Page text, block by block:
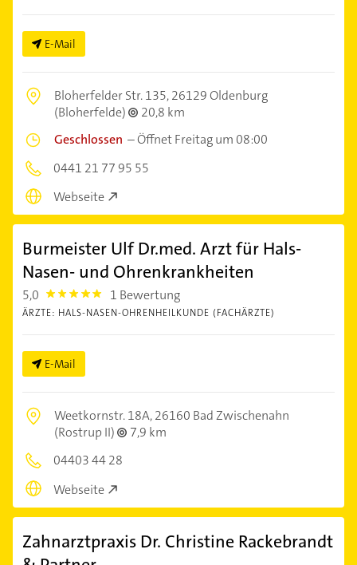
E-Mail
Bloherfelder Str. 135,26129 Oldenburg
(Bloherfelde)
20,8 km
Geschlossen –Öffnet Freitag um 08:00
0441 21 77 95 55
Webseite
Burmeister Ulf Dr.med. Arzt für Hals-
Nasen- und Ohrenkrankheiten
5,0 5.0 1 Bewertung
ÄRZTE: HALS-NASEN-OHRENHEILKUNDE (FACHÄRZTE)
E-Mail
Weetkornstr. 18A,26160 Bad Zwischenahn
(Rostrup II)
7,9 km
04403 44 28
Webseite
Zahnarztpraxis Dr. Christine Rackebrandt